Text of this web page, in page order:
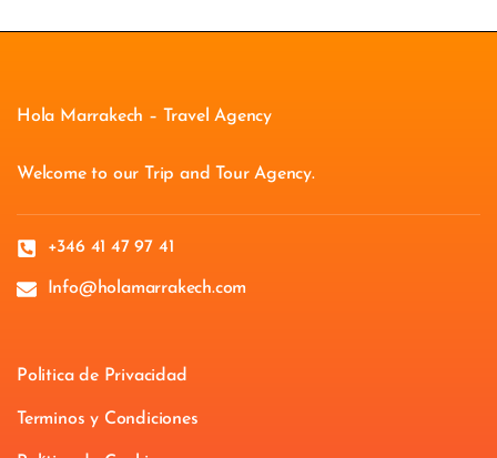
Hola Marrakech – Travel Agency
Welcome to our Trip and Tour Agency.
+346 41 47 97 41
Info@holamarrakech.com
Politica de Privacidad
Terminos y Condiciones